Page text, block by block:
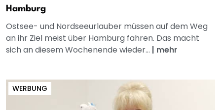
Hamburg
Ostsee- und Nordseeurlauber müssen auf dem Weg
an ihr Ziel meist über Hamburg fahren. Das macht
sich an diesem Wochenende wieder... | mehr
WERBUNG